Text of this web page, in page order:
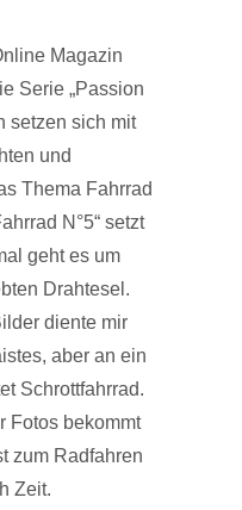
Magazin
Serie „Passion
setzen sich mit
und
Thema Fahrrad
N°5“ setzt
geht es um
Drahtesel.
diente mir
aber an ein
Schrottfahrrad.
Fotos bekommt
zum Radfahren
Zeit.